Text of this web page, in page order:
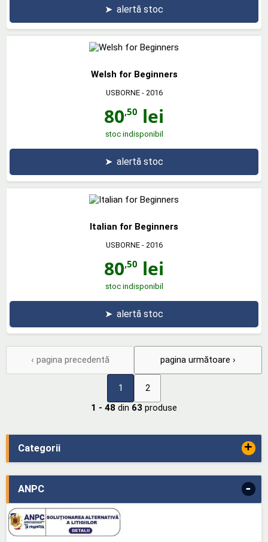
Categorii +
ANPC -
➤ alertă stoc
Welsh for Beginners
USBORNE- 2016
80,50 lei
stoc indisponibil
➤ alertă stoc
Italian for Beginners
USBORNE- 2016
80,50 lei
stoc indisponibil
➤ alertă stoc
‹ pagina precedentă
1 2
pagina următoare ›
1 - 48 din 63 produse